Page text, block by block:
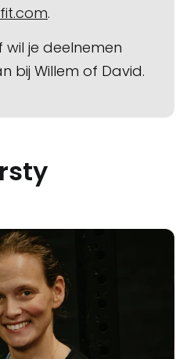
.
je deelnemen
bij Willem of David.